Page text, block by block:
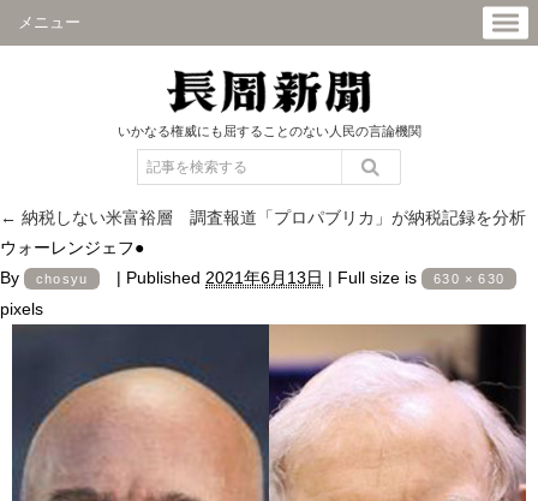
メニュー
いかなる権威にも屈することのない人民の言論機関
← 納税しない米富裕層 調査報道「プロパブリカ」が納税記録を分析
ウォーレンジェフ●
By
chosyu | Published 2021年6月13日 | Full size is 630 × 630
pixels